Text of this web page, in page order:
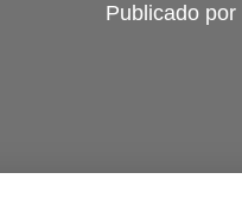
Publicado por